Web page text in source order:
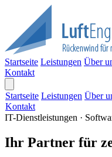
Startseite Leistungen Über
Kontakt
Startseite Leistungen Über
Kontakt
IT-Dienstleistungen ·
Ihr Partner für